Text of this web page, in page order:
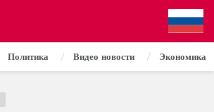
Политика Видео новости Экономика